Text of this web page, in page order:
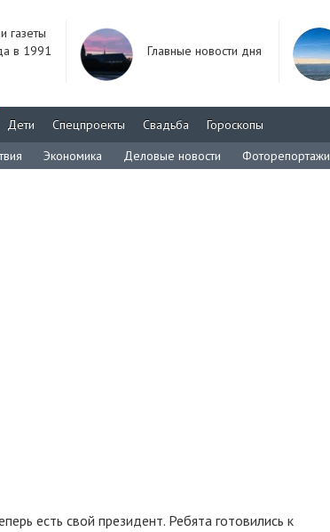
газеты
в 1991
Главные новости дня
Дети Спецпроекты Свадьба
Гороскопы
Экономика Деловые новости Фоторепортажи
есть свой президент. Ребята готовились к